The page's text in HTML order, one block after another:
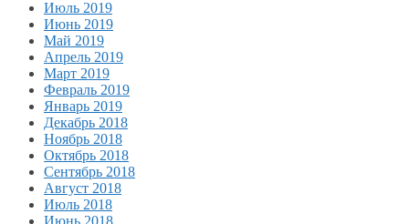
Июль 2019
Июнь 2019
Май 2019
Апрель 2019
Март 2019
Февраль 2019
Январь 2019
Декабрь 2018
Ноябрь 2018
Октябрь 2018
Сентябрь 2018
Август 2018
Июль 2018
Июнь 2018